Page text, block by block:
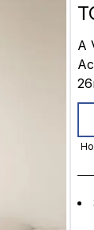
A
des carmes.